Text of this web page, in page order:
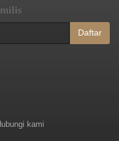
Daftar
kami